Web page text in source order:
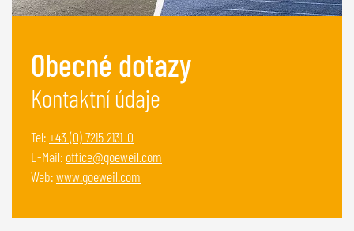
NEDERLANDS
DEUTSCH
ŠVÝCARSKO
GÖWEIL Schweiz
DEUTSCH
FRANÇAIS
Obecné dotazy
Kontaktní údaje
Tel:+43 (0) 7215 2131-0
E-Mail: office@goeweil.com
Web:www.goeweil.com